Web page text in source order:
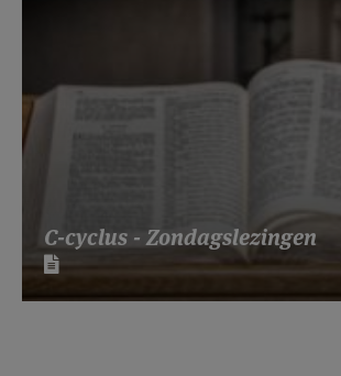
C-cyclus - Zondagslezingen